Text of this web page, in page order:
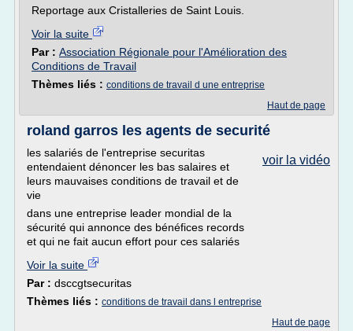
Reportage aux Cristalleries de Saint Louis.
Voir la suite
Par : Association Régionale pour l'Amélioration des
Conditions de Travail
Thèmes liés : conditions de travail d une entreprise
Haut de page
roland garros les agents de securité
voir la vidéo
les salariés de l'entreprise securitas
entendaient dénoncer les bas salaires et
leurs mauvaises conditions de travail et de
vie
dans une entreprise leader mondial de la
sécurité qui annonce des bénéfices records
et qui ne fait aucun effort pour ces salariés
Voir la suite
Par : dsccgtsecuritas
Thèmes liés : conditions de travail dans l entreprise
Haut de page